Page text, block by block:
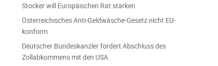
Stocker will Europäischen Rat stärken
Österreichisches Anti-Geldwäsche-Gesetz nicht EU-
konform
Deutscher Bundeskanzler fordert Abschluss des
Zollabkommens mit den USA